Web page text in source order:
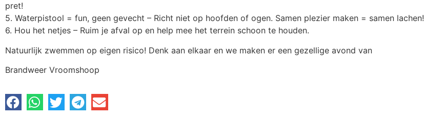
pret!
5. Waterpistool = fun, geen gevecht – Richt niet op hoofden of ogen. Samen plezier maken = samen lachen!
6. Hou het netjes – Ruim je afval op en help mee het terrein schoon te houden.
Natuurlijk zwemmen op eigen risico! Denk aan elkaar en we maken er een gezellige avond van
Brandweer Vroomshoop